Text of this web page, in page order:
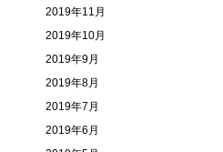
2019年11月
2019年10月
2019年9月
2019年8月
2019年7月
2019年6月